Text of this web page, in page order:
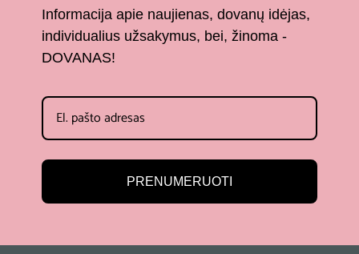
Informacija apie naujienas, dovanų idėjas,
individualius užsakymus, bei, žinoma -
DOVANAS!
PRENUMERUOTI